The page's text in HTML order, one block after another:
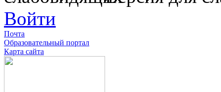
Войти
Почта
Образовательный портал
Карта сайта